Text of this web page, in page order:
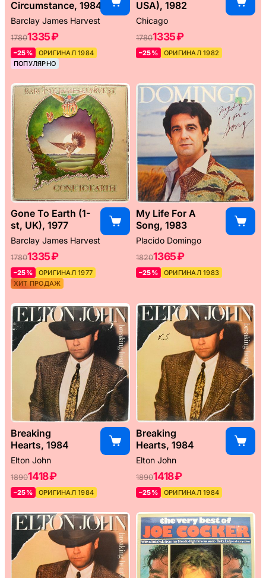
Circumstance, 1984
Barclay James Harvest
17801335 ₽
–25%
ОРИГИНАЛ 1984
ПОПУЛЯРНО
USA), 1982
Chicago
17801335 ₽
–25% ОРИГИНАЛ 1982
Gone To Earth (1-
st, UK), 1977
Barclay James Harvest
17801335 ₽
–25%
ОРИГИНАЛ 1977
ХИТ ПРОДАЖ
My Life For A
Song, 1983
Placido Domingo
18201365 ₽
–25% ОРИГИНАЛ 1983
Breaking
Hearts, 1984
Elton John
18901418 ₽
–25% ОРИГИНАЛ 1984
Breaking
Hearts, 1984
Elton John
18901418 ₽
–25% ОРИГИНАЛ 1984